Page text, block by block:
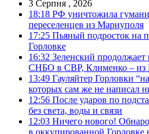
3 Серпня , 2026
18:18 РФ уничтожила
переселенцев из Мариуполя
17:25 Пьяный подросток на
Горловке
16:32 Зеленский
СНБО в СВР, Клименко –
13:49 Гауляйтер Горловки
которых сам же не написал
12:56 После ударов по
без света, воды и связи
12:03 Ничего нового!
в оккупированной Горловке